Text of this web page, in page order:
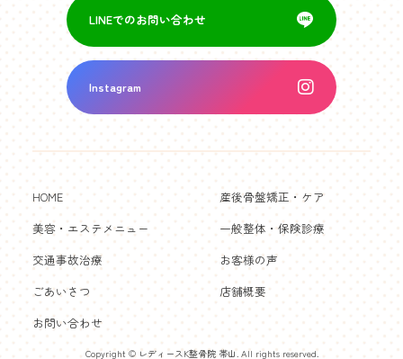
LINEでのお問い合わせ
Instagram
HOME
産後骨盤矯正・ケア
美容・エステメニュー
一般整体・保険診療
交通事故治療
お客様の声
ごあいさつ
店舗概要
お問い合わせ
Copyright © レディースK整骨院 帯山. All rights reserved.